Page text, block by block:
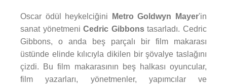
Oscar ödül heykelciğini Metro Goldwyn Mayer'in
sanat yönetmeniCedric Gibbonstasarladı. Cedric
Gibbons, o anda beş parçalı bir film makarası
üstünde elinde kılıcıyla dikilen bir şövalye taslağını
çizdi. Bu film makarasının beş halkası oyuncular,
film yazarları, yönetmenler, yapımcılar ve